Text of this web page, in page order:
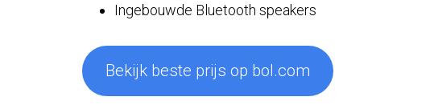
Ingebouwde Bluetooth speakers
Bekijk beste prijs op bol.com